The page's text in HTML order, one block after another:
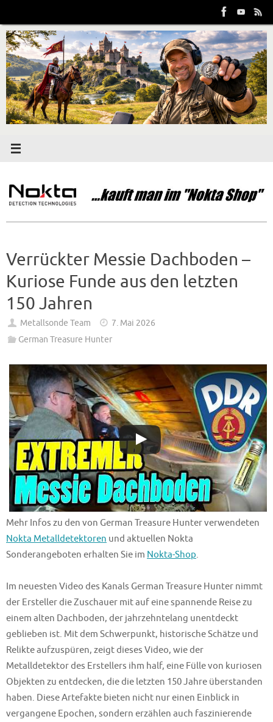
Inhalt
springen
Verrückter Messie Dachboden –
Kuriose Funde aus den letzten
150 Jahren
Metallsonde Team
7. Mai 2026
German Treasure Hunter
Mehr Infos zu den von German Treasure Hunter verwendeten
Nokta Metalldetektoren und aktuellen Nokta
Sonderangeboten erhalten Sie im Nokta-Shop.
Im neuesten Video des Kanals German Treasure Hunter nimmt
der Ersteller die Zuschauer mit auf eine spannende Reise zu
einem alten Dachboden, der jahrzehntelang unentdeckt
geblieben ist. Mit dem Schwerpunkt, historische Schätze und
Relikte aufzuspüren, zeigt dieses Video, wie der
Metalldetektor des Erstellers ihm half, eine Fülle von kuriosen
Objekten zu entdecken, die die letzten 150 Jahre überstanden
haben. Diese Artefakte bieten nicht nur einen Einblick in
vergangene Epochen, sondern erzählen auch faszinierende